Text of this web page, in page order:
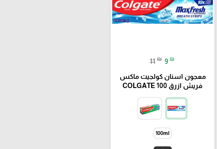
11 ₪ 9 ₪
معجون اسنان كولجيت ماکس
فریش ازرق COLGATE 100
100ml